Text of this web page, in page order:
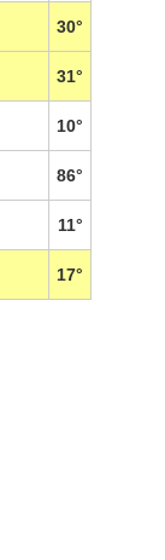
30°
31°
10°
86°
11°
17°